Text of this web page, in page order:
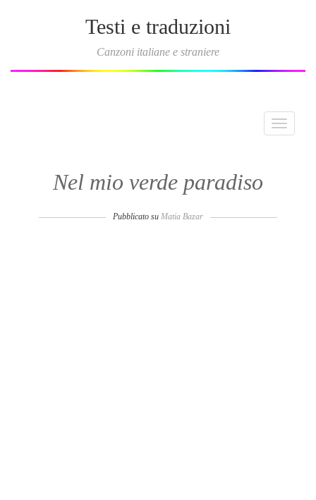
Testi e traduzioni
Canzoni italiane e straniere
Toggle
Nel mio verde paradiso
Pubblicato su Matia Bazar